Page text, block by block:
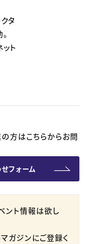
タ
ト
方はこちらからお問
フォーム
ント情報は欲し
ガジンにご登録く